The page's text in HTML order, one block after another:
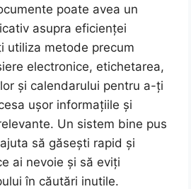
poate avea un
asupra eficienței
utiliza metode precum
electronice, etichetarea,
și calendarului pentru a-ți
ușor informațiile și
Un sistem bine pus
să găsești rapid și
ai nevoie și să eviți
în căutări inutile.